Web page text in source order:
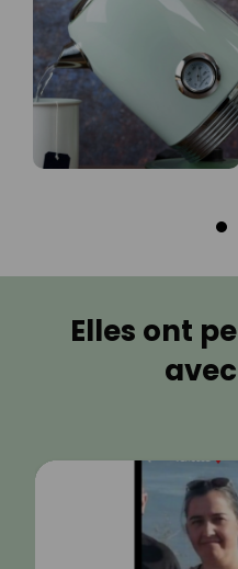
Elles ont
avec